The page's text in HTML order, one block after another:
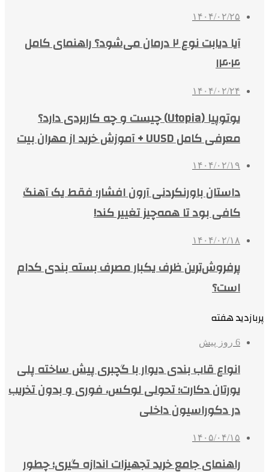
۱۴۰۴/۰۲/۲۵
آیا دیابت نوع ۲ درمان می‌شود؟ راهنمای کامل
۱۴۰۴
۱۴۰۴/۰۲/۲۴
یوتوپیا (Utopia) چیست و چه کاربردی دارد؟
معرفی کامل UUSD + آموزش خرید از مهران بیت
۱۴۰۴/۰۲/۱۹
داستان باورنکردنی آرون افشار؛ فقط یک آهنگ
کافی بود تا همه‌چیز تغییر کند!
۱۴۰۴/۰۲/۱۸
پرفروش‌ترین ظرف یکبار مصرف بسته بندی کدام
است؟
پربازدید هفته
6 روز پیش
انواع قاب بندی دیوار با گچبری پیش ساخته پلی
یورتان دکارت؛ تحولی لوکس، فوری و بدون تخریب
در دکوراسیون داخلی
۱۴۰۵/۰۴/۱۵
راهنمای جامع خرید تجهیزات اندازه گیری؛ چطور